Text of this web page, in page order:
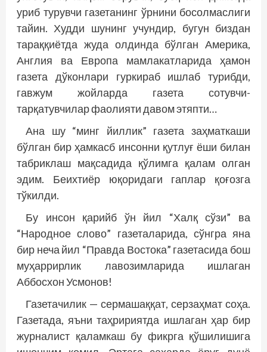
уриб турувчи газетанинг ўрнини босолмаслиги
тайин. Худди шунинг учундир, бугун биздан
тараққиётда жуда олдинда бўлган Америка,
Англия ва Европа мамлакатларида ҳамон
газета дўконлари гуркираб ишлаб турибди,
гавжум жойларда газета сотувчи-
тарқатувчилар фаолияти давом этяпти…
Ана шу “минг йиллик” газета заҳматкаши
бўлган бир ҳамкасб инсонни қутлуғ ёши билан
табриклаш мақсадида қўлимга қалам олган
эдим. Беихтиёр юқоридаги гаплар қоғозга
тўкилди.
Бу инсон қарийб ўн йил “Халқ сўзи” ва
“Народное слово” газеталарида, сўнгра яна
бир неча йил “Правда Востока” газетасида бош
муҳаррирлик лавозимларида ишлаган
Аббосхон Усмонов!
Газетачилик — сермашаққат, серзаҳмат соҳа.
Газетада, яъни таҳририятда ишлаган ҳар бир
журналист қаламкаш бу фикрга қўшилишига